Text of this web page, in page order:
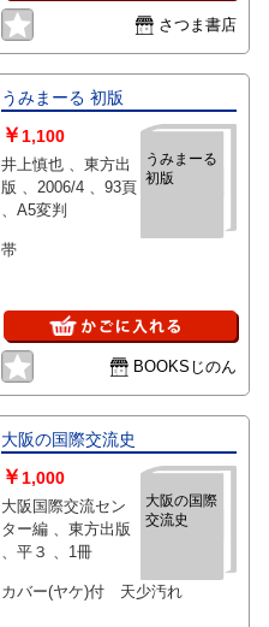
さつま書店
うみまーる 初版
うみまーる
初版
￥ 1,100
井上慎也 、東方出
版 、2006/4 、93頁
、A5変判
帯
BOOKSじのん
大阪の国際交流史
大阪の国際
交流史
￥ 1,000
大阪国際交流セン
ター編 、東方出版
、平３ 、1冊
カバー(ヤケ)付 天少汚れ